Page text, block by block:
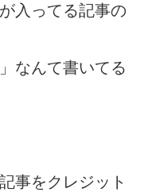
入ってる記事の
なんて書いてる
事をクレジット